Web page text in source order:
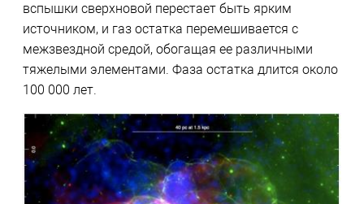
вспышки сверхновой перестает быть ярким
источником, и газ остатка перемешивается с
межзвездной средой, обогащая ее различными
тяжелыми элементами. Фаза остатка длится около
100 000 лет.